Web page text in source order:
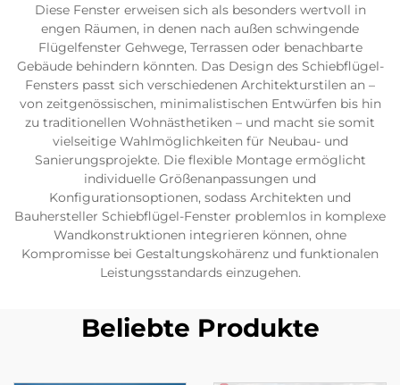
Diese Fenster erweisen sich als besonders wertvoll in
engen Räumen, in denen nach außen schwingende
Flügelfenster Gehwege, Terrassen oder benachbarte
Gebäude behindern könnten. Das Design des Schiebflügel-
Fensters passt sich verschiedenen Architekturstilen an –
von zeitgenössischen, minimalistischen Entwürfen bis hin
zu traditionellen Wohnästhetiken – und macht sie somit
vielseitige Wahlmöglichkeiten für Neubau- und
Sanierungsprojekte. Die flexible Montage ermöglicht
individuelle Größenanpassungen und
Konfigurationsoptionen, sodass Architekten und
Bauhersteller Schiebflügel-Fenster problemlos in komplexe
Wandkonstruktionen integrieren können, ohne
Kompromisse bei Gestaltungskohärenz und funktionalen
Leistungsstandards einzugehen.
Beliebte Produkte